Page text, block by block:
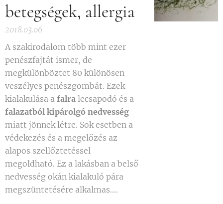
betegségek, allergia
2018.03.06
A szakirodalom több mint ezer
penészfajtát ismer, de
megkülönböztet 80 különösen
veszélyes penészgombát. Ezek
kialakulása a falra lecsapodó és a
falazatból kipárolgó nedvesség
miatt jönnek létre. Sok esetben a
védekezés és a megelőzés az
alapos szellőztetéssel
megoldható. Ez a lakásban a belső
nedvesség okán kialakuló pára
megszüntetésére alkalmas....